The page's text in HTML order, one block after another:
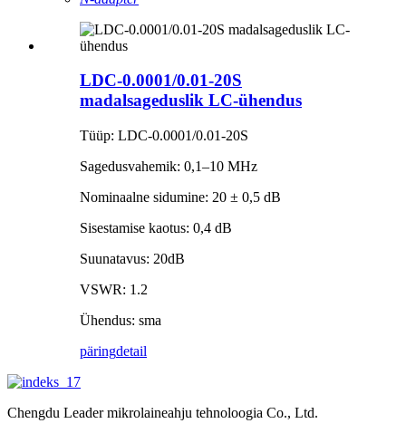
LDC-0.0001/0.01-20S
madalsageduslik LC-ühendus
Tüüp: LDC-0.0001/0.01-20S
Sagedusvahemik: 0,1–10 MHz
Nominaalne sidumine: 20 ± 0,5 dB
Sisestamise kaotus: 0,4 dB
Suunatavus: 20dB
VSWR: 1.2
Ühendus: sma
päringdetail
Chengdu Leader mikrolaineahju tehnoloogia Co., Ltd.